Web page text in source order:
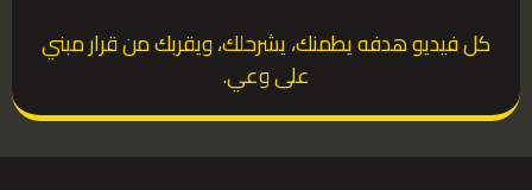
كل فيديو هدفه يطمنك، يشرحلك، ويقربك من قرار مبني
على وعي.